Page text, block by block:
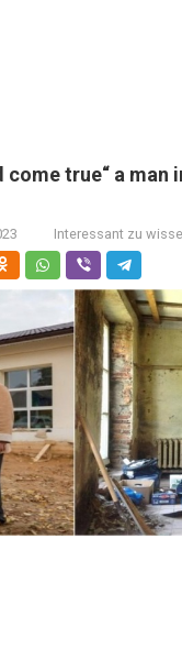
come true“ a man
Interessant zu